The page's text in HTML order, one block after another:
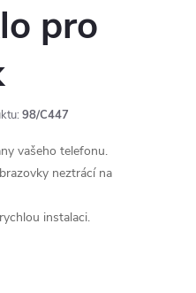
pro
98/C447
vašeho telefonu.
neztrácí na
instalaci.